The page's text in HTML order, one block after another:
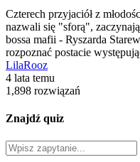
Czterech przyjaciół z
nazwali się "sforą",
bossa mafii - Ryszarda
rozpoznać postacie
LilaRooz
4 lata temu
1,898 rozwiązań
Znajdź quiz